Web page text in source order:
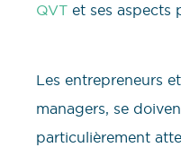
QVT et ses aspects
Les entrepreneurs
managers, se
particulièrement